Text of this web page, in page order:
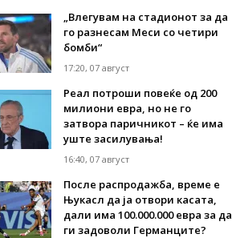
„Влегувам на стадионот за да
го разнесам Меси со четири
бомби“
17:20, 07 август
Реал потроши повеќе од 200
милиони евра, но не го
затвора паричникот – ќе има
уште засилувања!
16:40, 07 август
После распродажба, време е
Њукасл да ја отвори касата,
дали има 100.000.000 евра за да
ги задоволи Германците?